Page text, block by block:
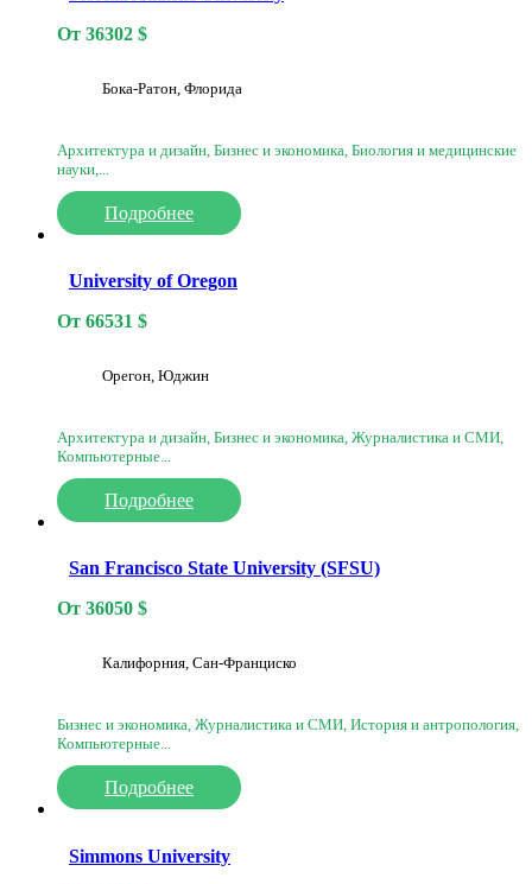
От 36302 $
Бока-Ратон, Флорида
Архитектура и дизайн, Бизнес и экономика, Биология и медицинские
науки,...
Подробнее
University of Oregon
От 66531 $
Орегон, Юджин
Архитектура и дизайн, Бизнес и экономика, Журналистика и СМИ,
Компьютерные...
Подробнее
San Francisco State University (SFSU)
От 36050 $
Калифорния, Сан-Франциско
Бизнес и экономика, Журналистика и СМИ, История и антропология,
Компьютерные...
Подробнее
Simmons University